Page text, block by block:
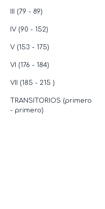
III (79 - 89)
IV (90 - 152)
V (153 - 175)
VI (176 - 184)
VII (185 - 215 )
TRANSITORIOS (primero
- primero)